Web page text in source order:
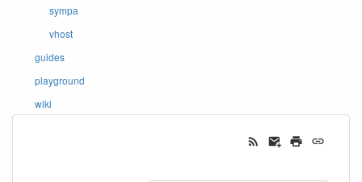
sympa
vhost
guides
playground
wiki